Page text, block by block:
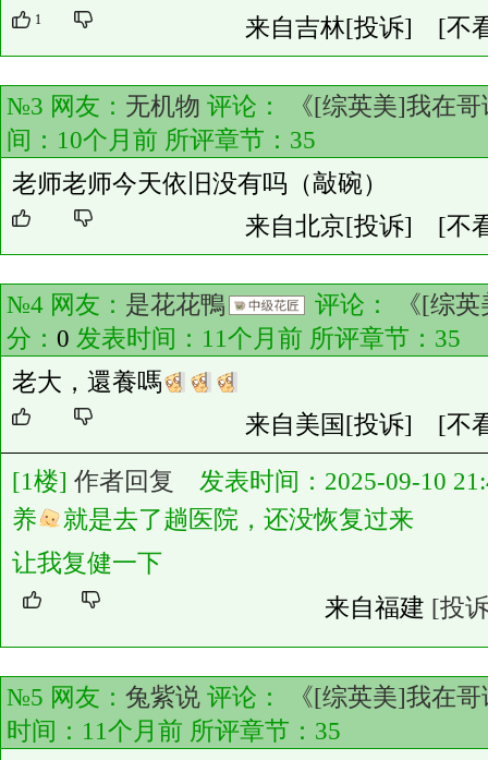
1 来自吉林[投诉] [不
№3 网友： 无机物 评论：
《[综英美]我在
间：10个月前 所评章节： 35
老师老师今天依旧没有吗（敲碗）
来自北京[投诉] [不
№4 网友： 是花花鴨 评论：
《[综
分： 0 发表时间：11个月前 所评章节： 35
老大，還養嗎
来自美国 [投诉] [不
[1楼] 作者回复
发表时间：2025-09-10
养
就是去了趟医院，还没恢复过来
让我复健一下
来自福建 [投
№5 网友： 兔紫说 评论：
《[综英美]我在
时间：11个月前 所评章节： 35